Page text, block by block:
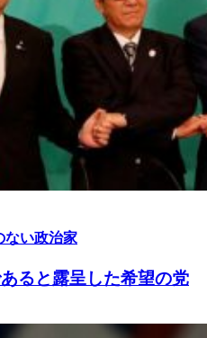
ない政治家
ると露呈した希望の党